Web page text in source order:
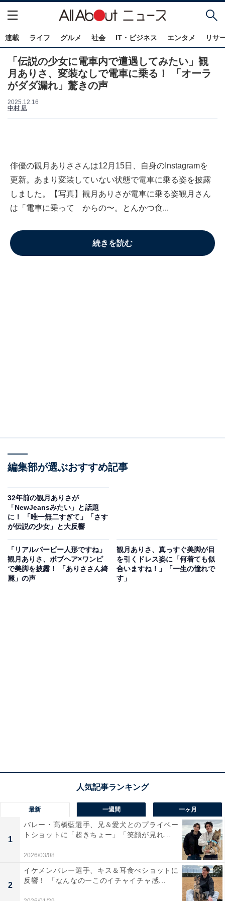
連載 ライフ グルメ 社会 IT・ビジネス エンタメ リサ
「伝説の少女に電車内で遭遇してみたい」観
月ありさ、変装なしで電車に乗る！ 「オーラ
がダダ漏れ」驚きの声
2025.12.16
中村 凪
俳優の観月ありささんは12月15日、自身のInstagramを
更新。あまり変装していない状態で電車に乗る姿を披露
しました。【写真】観月ありさが電車に乗る姿観月さん
は「電車に乗って からの〜。とんかつ食...
続きを読む
編集部が選ぶおすすめ記事
32年前の観月ありさが
「NewJeansみたい」と話題
に！ 「唯一無二すぎて」「さす
が伝説の少女」と大反響
「リアルバービー人形ですね」
観月ありさ、ボブヘア×ワンピ
で美脚を披露！ 「ありささん綺
麗」の声
観月ありさ、真っすぐ美脚が目
を引くドレス姿に「何着ても似
合いますね！」「一生の憧れで
す」
最新 一週間 一ヶ月
1
バレー・髙橋藍選手、兄＆愛犬とのプライベー
トショットに「超きちょー」「笑顔が見れ...
2026/03/08
2
イケメンバレー選手、キス＆耳食べショットに
反響！ 「なんなのーこのイチャイチャ感...